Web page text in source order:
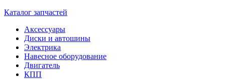
Каталог запчастей
Аксессуары
Диски и автошины
Электрика
Навесное оборудование
Двигатель
КПП